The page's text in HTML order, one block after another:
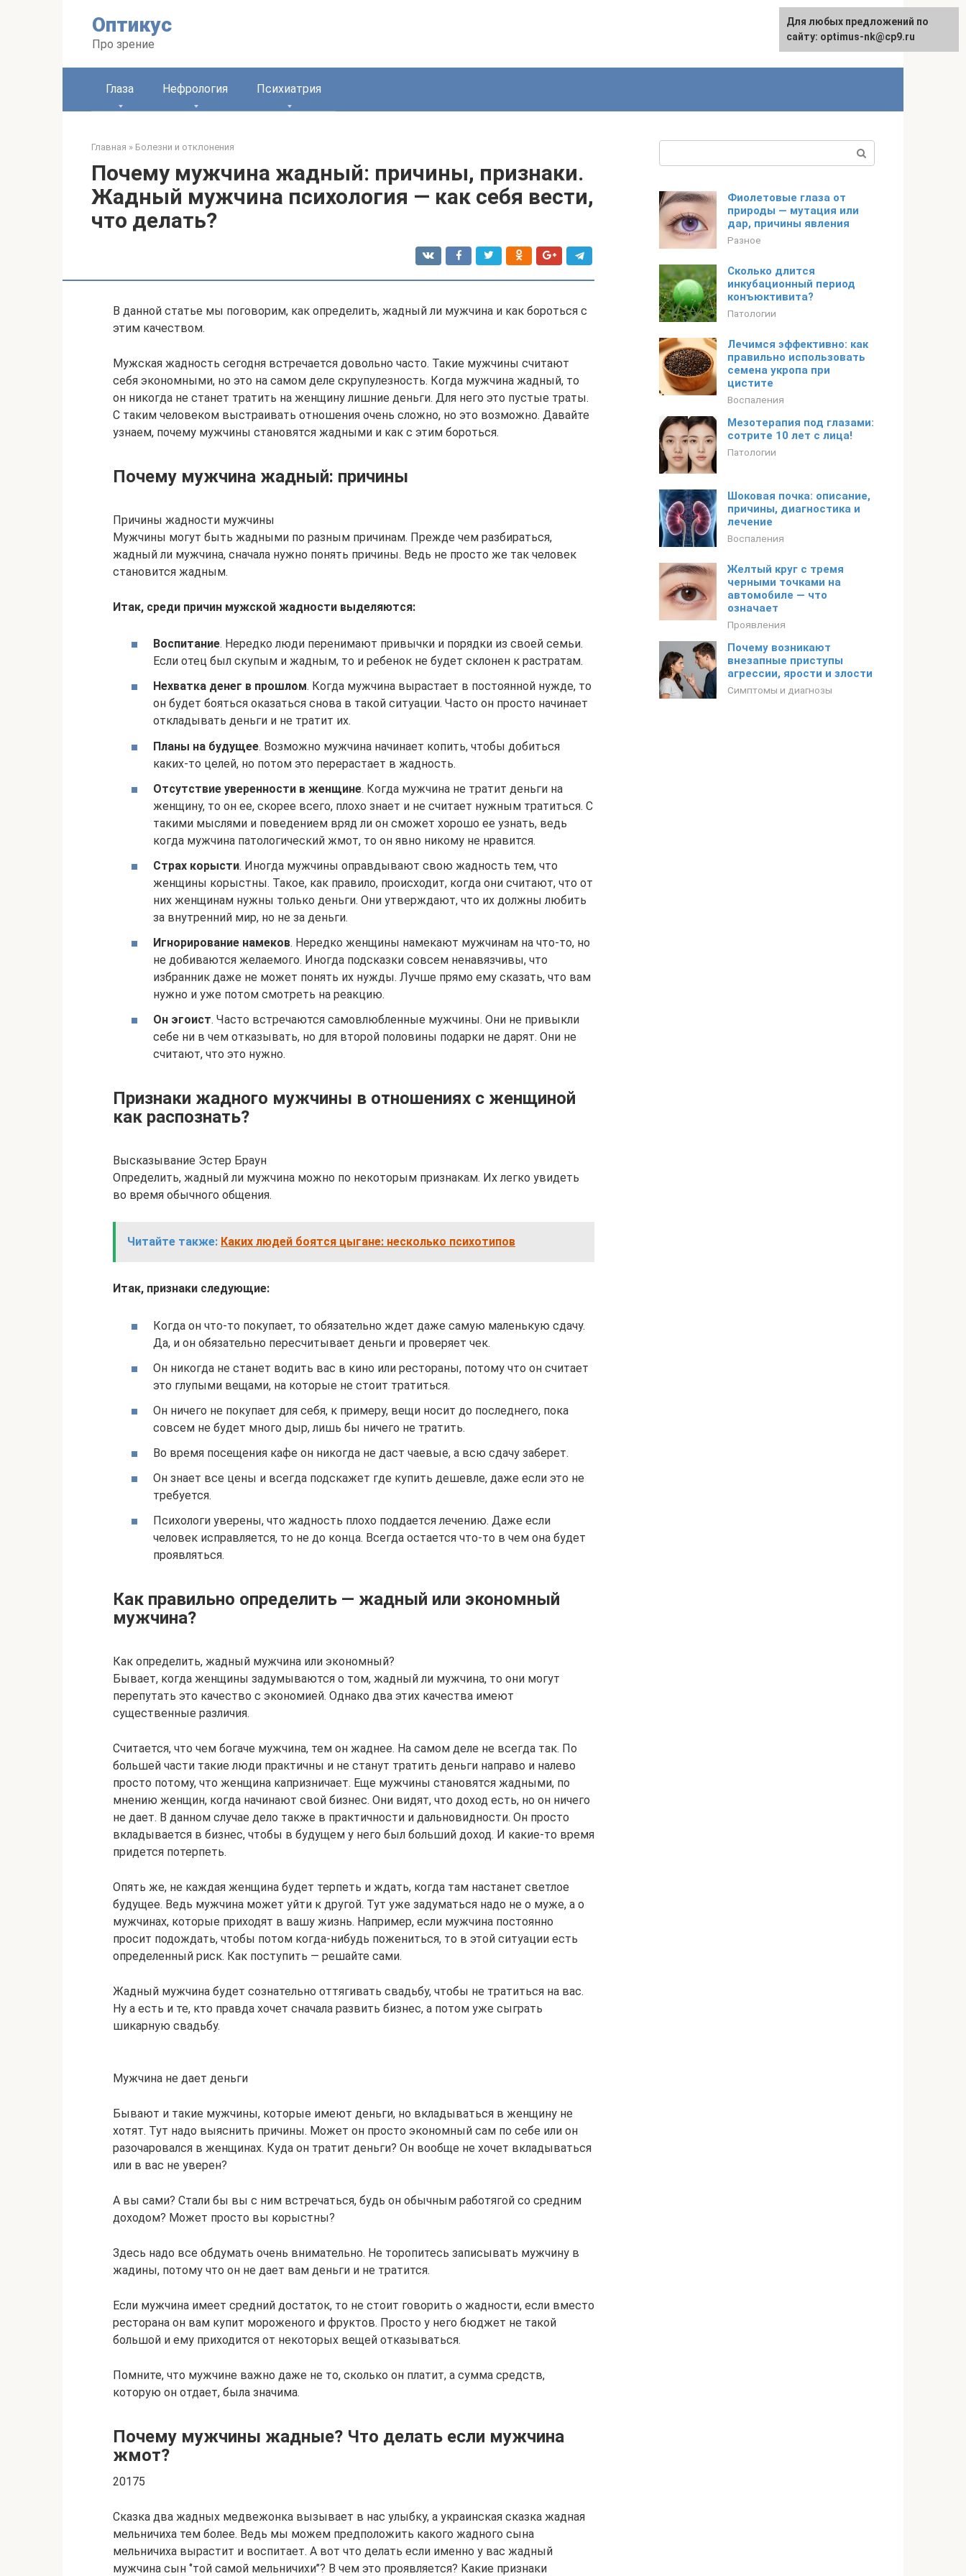
Оптикус
Про зрение
English
Глаза Нефрология Психиатрия
Главная » Болезни и отклонения
Почему мужчина жадный: причины, признаки.
Жадный мужчина психология — как себя вести,
что делать?
В данной статье мы поговорим, как определить, жадный ли мужчина и как бороться с
этим качеством.
Мужская жадность сегодня встречается довольно часто. Такие мужчины считают
себя экономными, но это на самом деле скрупулезность. Когда мужчина жадный, то
он никогда не станет тратить на женщину лишние деньги. Для него это пустые траты.
С таким человеком выстраивать отношения очень сложно, но это возможно. Давайте
узнаем, почему мужчины становятся жадными и как с этим бороться.
Почему мужчина жадный: причины
Причины жадности мужчины
Мужчины могут быть жадными по разным причинам. Прежде чем разбираться,
жадный ли мужчина, сначала нужно понять причины. Ведь не просто же так человек
становится жадным.
Итак, среди причин мужской жадности выделяются:
Воспитание. Нередко люди перенимают привычки и порядки из своей семьи.
Если отец был скупым и жадным, то и ребенок не будет склонен к растратам.
Нехватка денег в прошлом. Когда мужчина вырастает в постоянной нужде, то
он будет бояться оказаться снова в такой ситуации. Часто он просто начинает
откладывать деньги и не тратит их.
Планы на будущее. Возможно мужчина начинает копить, чтобы добиться
каких-то целей, но потом это перерастает в жадность.
Отсутствие уверенности в женщине. Когда мужчина не тратит деньги на
женщину, то он ее, скорее всего, плохо знает и не считает нужным тратиться. С
такими мыслями и поведением вряд ли он сможет хорошо ее узнать, ведь
когда мужчина патологический жмот, то он явно никому не нравится.
Страх корысти. Иногда мужчины оправдывают свою жадность тем, что
женщины корыстны. Такое, как правило, происходит, когда они считают, что от
них женщинам нужны только деньги. Они утверждают, что их должны любить
за внутренний мир, но не за деньги.
Игнорирование намеков. Нередко женщины намекают мужчинам на что-то, но
не добиваются желаемого. Иногда подсказки совсем ненавязчивы, что
избранник даже не может понять их нужды. Лучше прямо ему сказать, что вам
нужно и уже потом смотреть на реакцию.
Он эгоист. Часто встречаются самовлюбленные мужчины. Они не привыкли
себе ни в чем отказывать, но для второй половины подарки не дарят. Они не
считают, что это нужно.
Признаки жадного мужчины в отношениях с женщиной
как распознать?
Высказывание Эстер Браун
Определить, жадный ли мужчина можно по некоторым признакам. Их легко увидеть
во время обычного общения.
Читайте также: Каких людей боятся цыгане: несколько психотипов
Итак, признаки следующие:
Когда он что-то покупает, то обязательно ждет даже самую маленькую сдачу.
Да, и он обязательно пересчитывает деньги и проверяет чек.
Он никогда не станет водить вас в кино или рестораны, потому что он считает
это глупыми вещами, на которые не стоит тратиться.
Он ничего не покупает для себя, к примеру, вещи носит до последнего, пока
совсем не будет много дыр, лишь бы ничего не тратить.
Во время посещения кафе он никогда не даст чаевые, а всю сдачу заберет.
Он знает все цены и всегда подскажет где купить дешевле, даже если это не
требуется.
Психологи уверены, что жадность плохо поддается лечению. Даже если
человек исправляется, то не до конца. Всегда остается что-то в чем она будет
проявляться.
Как правильно определить — жадный или экономный
мужчина?
Как определить, жадный мужчина или экономный?
Бывает, когда женщины задумываются о том, жадный ли мужчина, то они могут
перепутать это качество с экономией. Однако два этих качества имеют
существенные различия.
Считается, что чем богаче мужчина, тем он жаднее. На самом деле не всегда так. По
большей части такие люди практичны и не станут тратить деньги направо и налево
просто потому, что женщина капризничает. Еще мужчины становятся жадными, по
мнению женщин, когда начинают свой бизнес. Они видят, что доход есть, но он ничего
не дает. В данном случае дело также в практичности и дальновидности. Он просто
вкладывается в бизнес, чтобы в будущем у него был больший доход. И какие-то время
придется потерпеть.
Опять же, не каждая женщина будет терпеть и ждать, когда там настанет светлое
будущее. Ведь мужчина может уйти к другой. Тут уже задуматься надо не о муже, а о
мужчинах, которые приходят в вашу жизнь. Например, если мужчина постоянно
просит подождать, чтобы потом когда-нибудь пожениться, то в этой ситуации есть
определенный риск. Как поступить — решайте сами.
Жадный мужчина будет сознательно оттягивать свадьбу, чтобы не тратиться на вас.
Ну а есть и те, кто правда хочет сначала развить бизнес, а потом уже сыграть
шикарную свадьбу.
Мужчина не дает деньги
Бывают и такие мужчины, которые имеют деньги, но вкладываться в женщину не
хотят. Тут надо выяснить причины. Может он просто экономный сам по себе или он
разочаровался в женщинах. Куда он тратит деньги? Он вообще не хочет вкладываться
или в вас не уверен?
А вы сами? Стали бы вы с ним встречаться, будь он обычным работягой со средним
доходом? Может просто вы корыстны?
Здесь надо все обдумать очень внимательно. Не торопитесь записывать мужчину в
жадины, потому что он не дает вам деньги и не тратится.
Если мужчина имеет средний достаток, то не стоит говорить о жадности, если вместо
ресторана он вам купит мороженого и фруктов. Просто у него бюджет не такой
большой и ему приходится от некоторых вещей отказываться.
Помните, что мужчине важно даже не то, сколько он платит, а сумма средств,
которую он отдает, была значима.
Почему мужчины жадные? Что делать если мужчина
жмот?
20175
Сказка два жадных медвежонка вызывает в нас улыбку, а украинская сказка жадная
мельничиха тем более. Ведь мы можем предположить какого жадного сына
мельничиха вырастит и воспитает. А вот что делать если именно у вас жадный
мужчина сын ‘’той самой мельничихи’’? В чем это проявляется? Какие признаки
Фиолетовые глаза от
природы — мутация или
дар, причины явления
Разное
Сколько длится
инкубационный период
конъюктивита?
Патологии
Лечимся эффективно: как
правильно использовать
семена укропа при
цистите
Воспаления
Мезотерапия под глазами:
сотрите 10 лет с лица!
Патологии
Шоковая почка: описание,
причины, диагностика и
лечение
Воспаления
Желтый круг с тремя
черными точками на
автомобиле — что
означает
Проявления
Почему возникают
внезапные приступы
агрессии, ярости и злости
Симптомы и диагнозы
Для любых предложений по
сайту: optimus-nk@cp9.ru